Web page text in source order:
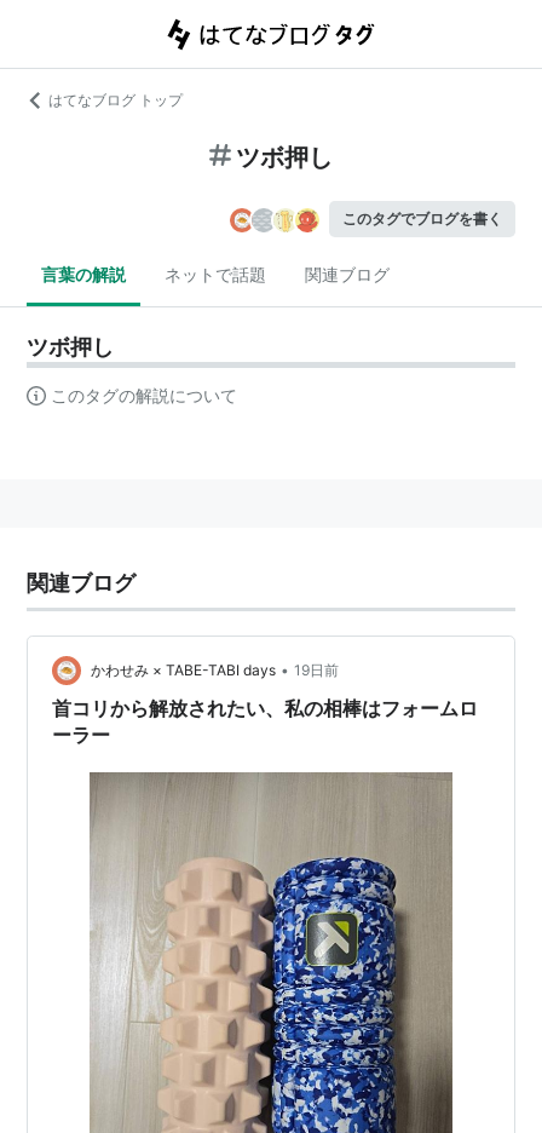
はてなブログ トップ
ツボ押し
このタグでブログを書く
言葉の解説 ネットで話題 関連ブログ
ツボ押し
このタグの解説について
関連ブログ
かわせみ × TABE-TABI days • 19日前
首コリから解放されたい、私の相棒はフォームロ
ーラー